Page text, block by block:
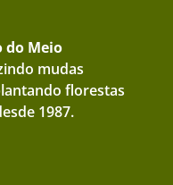
do Meio
mudas
florestas
1987.